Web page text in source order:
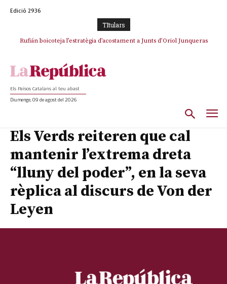
Edició 2936
TItulars
Rufián boicoteja l’estratègia d’acostament a Junts d’Oriol Junqueras
Rufián dinamita la unitat independentista amb un atac frontal al retorn
Els Països Catalans al teu abast
Diumenge, 09 de agost del 2026
Els Verds reiteren que cal
mantenir l’extrema dreta
“lluny del poder”, en la seva
rèplica al discurs de Von der
Leyen